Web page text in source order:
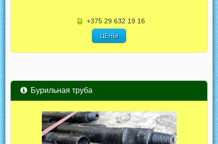
+375 29 632 19 16
ЦЕНЫ
Бурильная труба